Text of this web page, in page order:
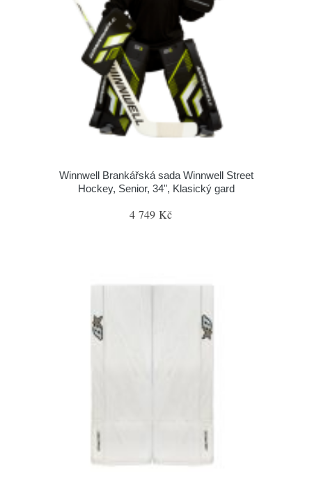
Winnwell Brankářská sada Winnwell Street
Hockey, Senior, 34", Klasický gard
4 749 Kč